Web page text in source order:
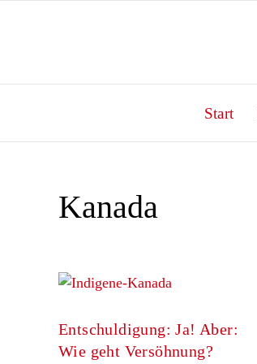
Start
Kanada
Entschuldigung: Ja! Aber:
Wie geht Versöhnung?